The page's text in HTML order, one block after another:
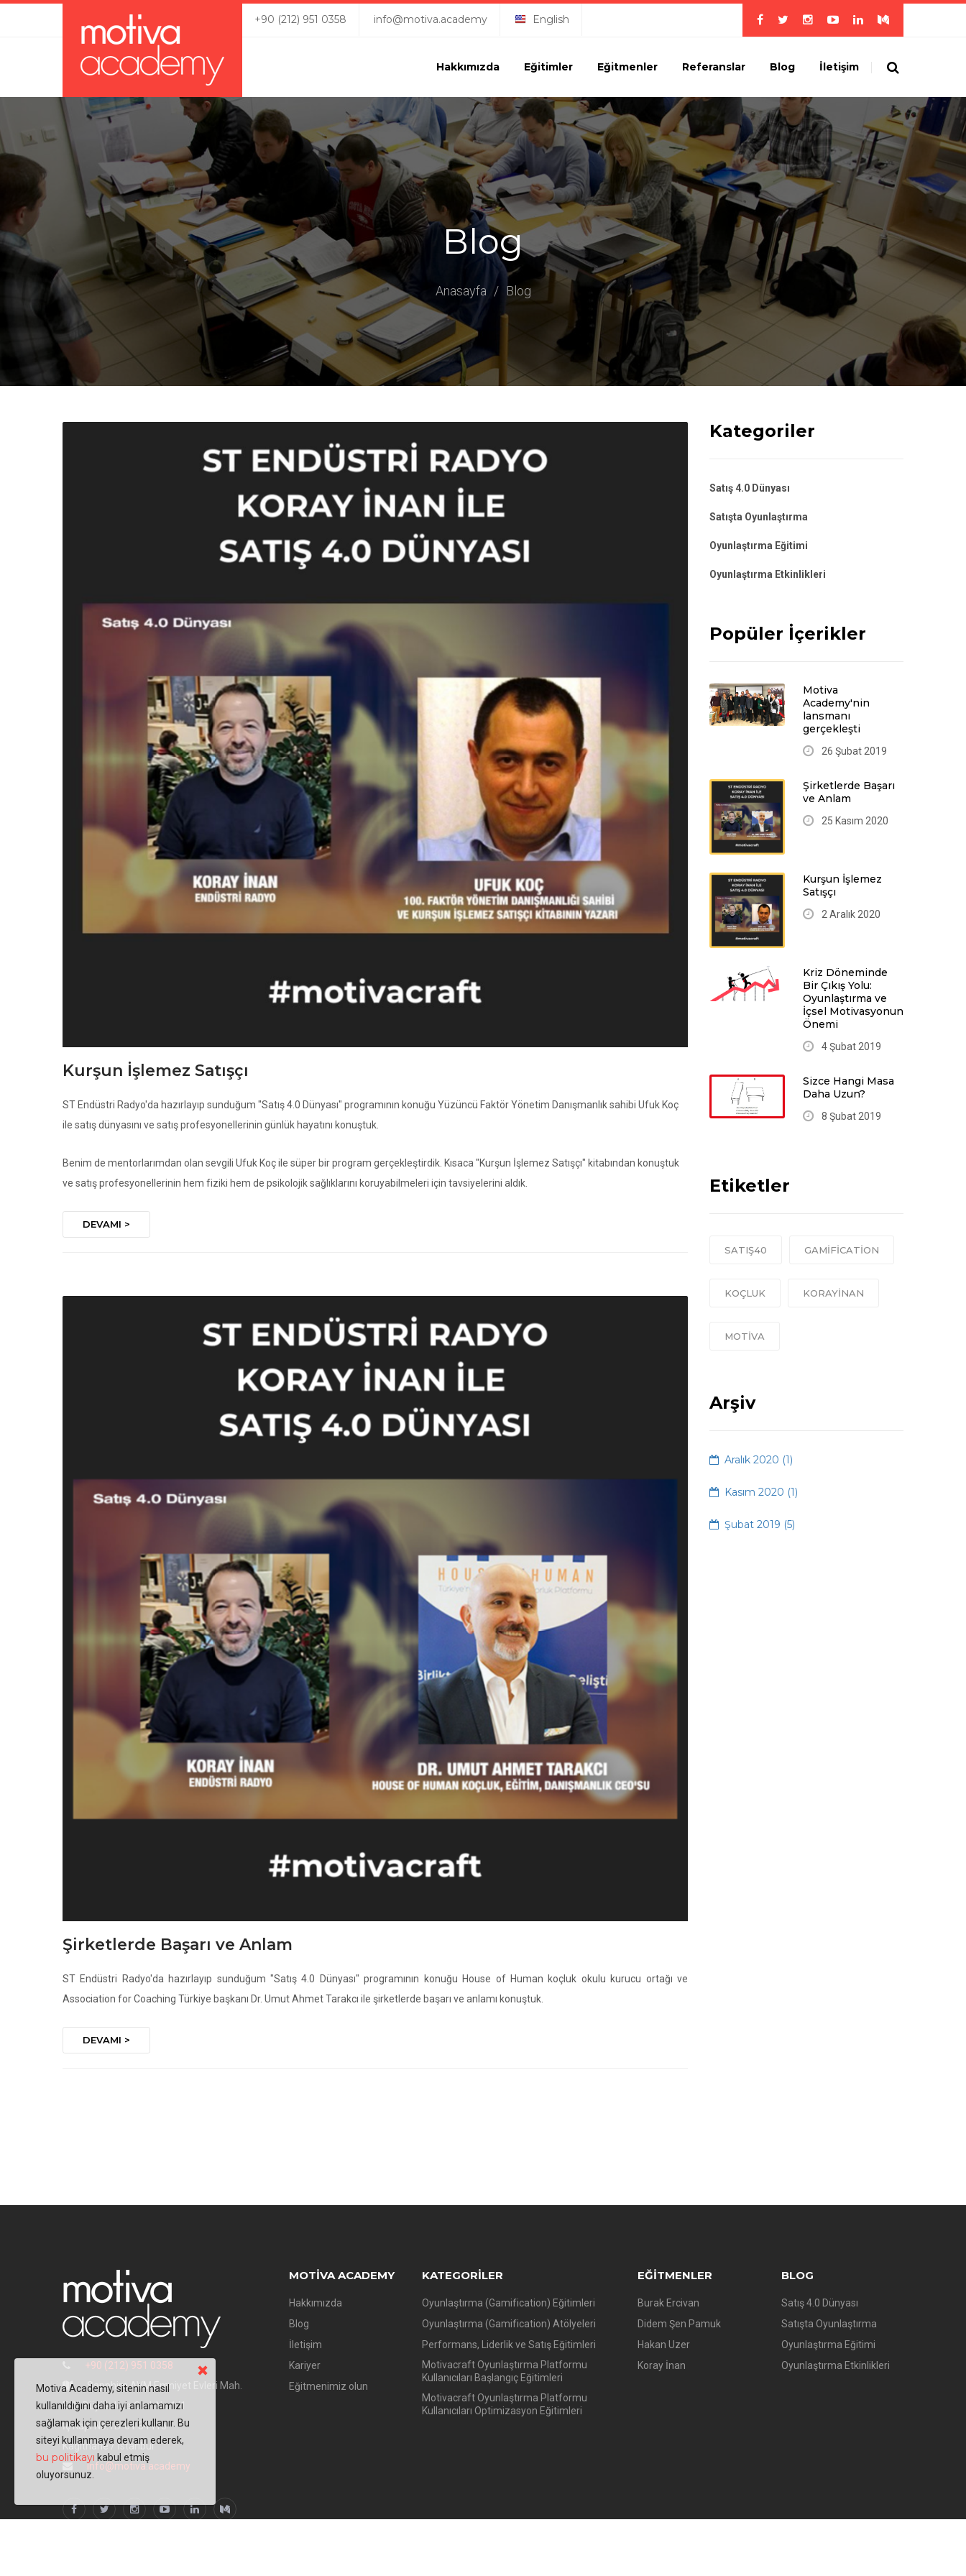
+90 (212) 951 0358 info@motiva.academy English
Hakkımızda Eğitimler Eğitmenler Referanslar Blog İletişim
Blog
Anasayfa / Blog
Kurşun İşlemez Satışçı
ST Endüstri Radyo'da hazırlayıp sunduğum "Satış 4.0 Dünyası" programının konuğu Yüzüncü Faktör Yönetim Danışmanlık sahibi Ufuk Koç
ile satış dünyasını ve satış profesyonellerinin günlük hayatını konuştuk.
Benim de mentorlarımdan olan sevgili Ufuk Koç ile süper bir program gerçekleştirdik. Kısaca "Kurşun İşlemez Satışçı" kitabından konuştuk
ve satış profesyonellerinin hem fiziki hem de psikolojik sağlıklarını koruyabilmeleri için tavsiyelerini aldık.
DEVAMI >
Şirketlerde Başarı ve Anlam
ST Endüstri Radyo'da hazırlayıp sunduğum "Satış 4.0 Dünyası" programının konuğu House of Human koçluk okulu kurucu ortağı ve
Association for Coaching Türkiye başkanı Dr. Umut Ahmet Tarakcı ile şirketlerde başarı ve anlamı konuştuk.
DEVAMI >
Kategoriler
Satış 4.0 Dünyası
Satışta Oyunlaştırma
Oyunlaştırma Eğitimi
Oyunlaştırma Etkinlikleri
Popüler İçerikler
Motiva
Academy'nin
lansmanı
gerçekleşti
26 Şubat 2019
Şirketlerde Başarı
ve Anlam
25 Kasım 2020
Kurşun İşlemez
Satışçı
2 Aralık 2020
Kriz Döneminde
Bir Çıkış Yolu:
Oyunlaştırma ve
İçsel Motivasyonun
Önemi
4 Şubat 2019
Sizce Hangi Masa
Daha Uzun?
8 Şubat 2019
Etiketler
SATIŞ40 GAMIFICATION
KOÇLUK KORAYINAN
MOTIVA
Arşiv
Aralık 2020 (1)
Kasım 2020 (1)
Şubat 2019 (5)
+90 (212) 951 0358
Sapphire AVM Emniyet Evleri Mah.
Eski Büyükdere Cad. No:1/1
İç Kapı No:1B-01 34415
Kağıthane / İstanbul
info@motiva.academy
MOTIVA ACADEMY
Hakkımızda
Blog
İletişim
Kariyer
Eğitmenimiz olun
KATEGORILER
Oyunlaştırma (Gamification) Eğitimleri
Oyunlaştırma (Gamification) Atölyeleri
Performans, Liderlik ve Satış Eğitimleri
Motivacraft Oyunlaştırma Platformu
Kullanıcıları Başlangıç Eğitimleri
Motivacraft Oyunlaştırma Platformu
Kullanıcıları Optimizasyon Eğitimleri
EĞITMENLER
Burak Ercivan
Didem Şen Pamuk
Hakan Uzer
Koray İnan
BLOG
Satış 4.0 Dünyası
Satışta Oyunlaştırma
Oyunlaştırma Eğitimi
Oyunlaştırma Etkinlikleri
Motiva Academy, sitenin nasıl
kullanıldığını daha iyi anlamamızı
sağlamak için çerezleri kullanır. Bu
siteyi kullanmaya devam ederek,
bu politikayı kabul etmiş
oluyorsunuz.